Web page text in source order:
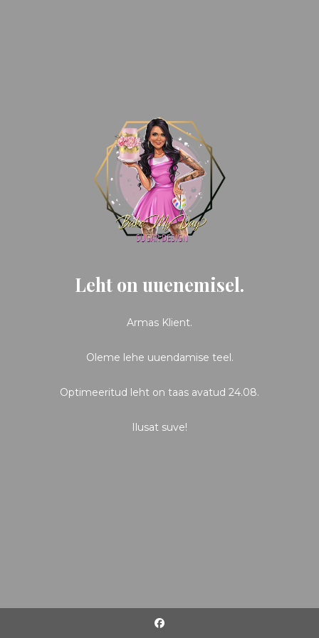
Leht on uuenemisel.
Armas Klient.
Oleme lehe uuendamise teel.
Optimeeritud leht on taas avatud 24.08.
Ilusat suve!